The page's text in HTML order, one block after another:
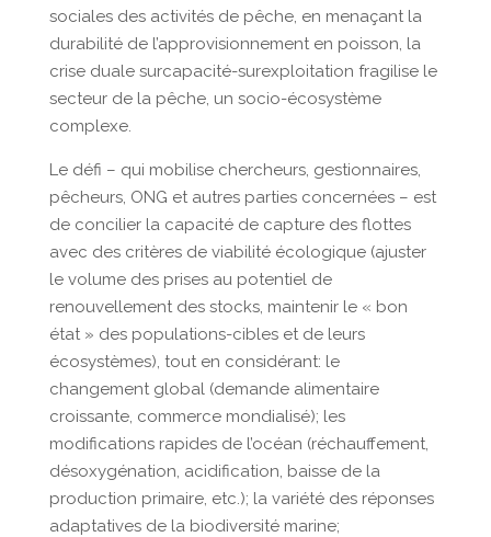
sociales des activités de pêche, en menaçant la
durabilité de l’approvisionnement en poisson, la
crise duale surcapacité-surexploitation fragilise le
secteur de la pêche, un socio-écosystème
complexe.
Le défi – qui mobilise chercheurs, gestionnaires,
pêcheurs, ONG et autres parties concernées – est
de concilier la capacité de capture des flottes
avec des critères de viabilité écologique (ajuster
le volume des prises au potentiel de
renouvellement des stocks, maintenir le « bon
état » des populations-cibles et de leurs
écosystèmes), tout en considérant: le
changement global (demande alimentaire
croissante, commerce mondialisé); les
modifications rapides de l’océan (réchauffement,
désoxygénation, acidification, baisse de la
production primaire, etc.); la variété des réponses
adaptatives de la biodiversité marine;